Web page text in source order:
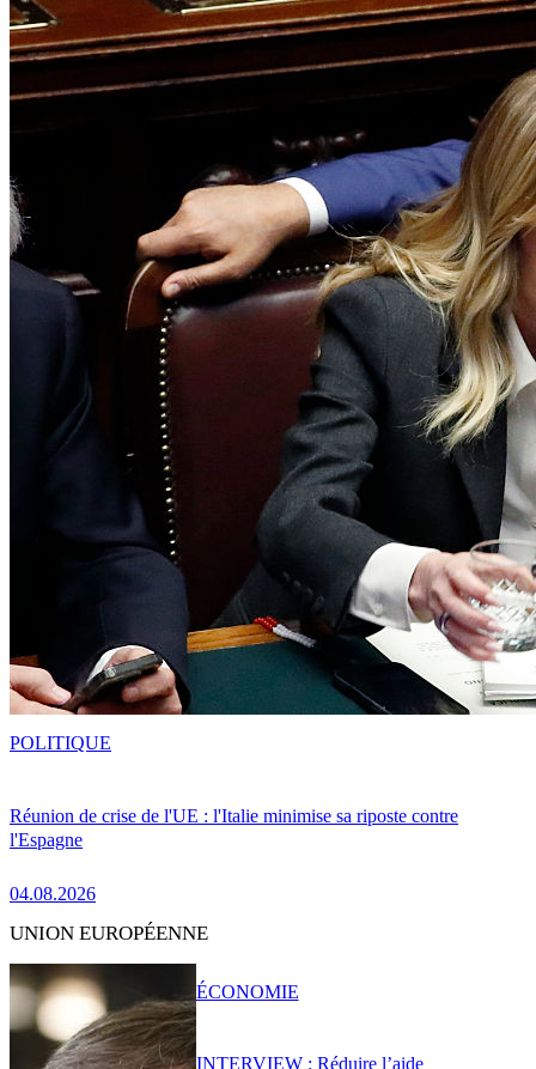
Réunion de crise de l'UE : l'Italie minimise sa riposte contre
l'Espagne
04.08.2026
POLITIQUE
UNION EUROPÉENNE
INTERVIEW : Réduire l’aide
ÉCONOMIE